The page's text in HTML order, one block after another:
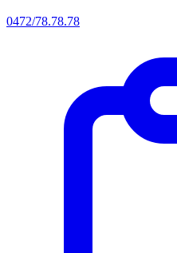
0472/78.78.78